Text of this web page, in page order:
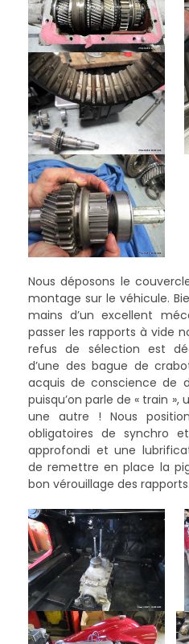
Nous déposons le
montage sur le véhicule.
mains d’un excellent
passer les rapports à vide
refus de sélection est
d’une des bague de
acquis de conscience de
puisqu’on parle de « train
une autre ! Nous
obligatoires de synchro
approfondi et une
de remettre en place la
bon vérouillage des rapports.